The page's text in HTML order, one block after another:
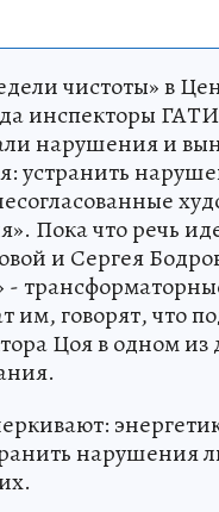
чистоты» в
инспекторы ГАТИ
нарушения и
устранить
Пока что речь
и Сергея
-
им, говорят, что
Цоя в одном из
нарушения